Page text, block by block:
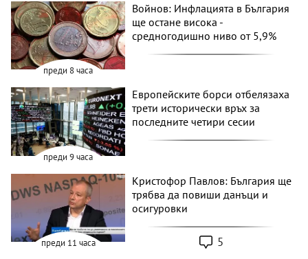
преди 8 часа
Войнов: Инфлацията в България
ще остане висока -
средногодишно ниво от 5,9%
преди 9 часа
Европейските борси отбелязаха
трети исторически връх за
последните четири сесии
преди 11 часа
Кристофор Павлов: България ще
трябва да повиши данъци и
осигуровки
5